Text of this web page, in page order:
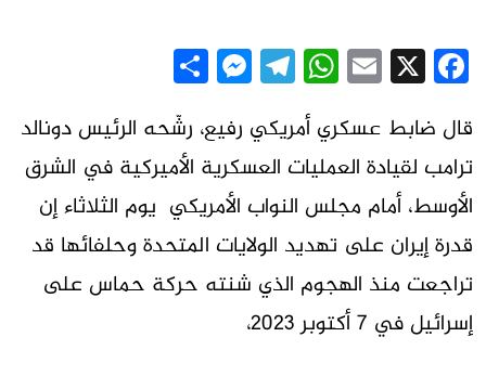
Facebook
X
Email
WhatsApp
Telegram
Messenger
قال ضابط عسكري أمريكي رفيع، رشّحه الرئيس دونالد
ترامب لقيادة العمليات العسكرية الأميركية في الشرق
الأوسط، أمام مجلس النواب الأمريكي يوم الثلاثاء إن
قدرة إيران على تهديد الولايات المتحدة وحلفائها قد
تراجعت منذ الهجوم الذي شنته حركة حماس على
إسرائيل في 7 أكتوبر 2023،